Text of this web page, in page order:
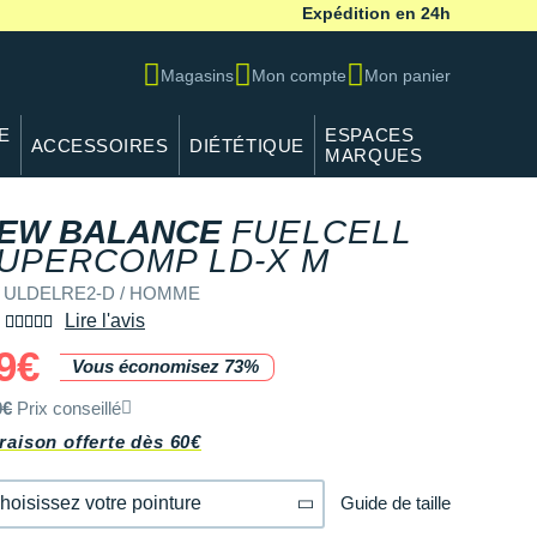
Expédition en 24h
Magasins Mon compte Mon panier
ACCESSOIRES DIÉTÉTIQUE
ESPACES
MARQUES
BALANCE FUELCELL
LD-X M
ULDELRE2-D / HOMME
Lire l'avis
Vous économisez 73%
Prix conseillé
offerte dès 60€
votre pointure Guide de taille